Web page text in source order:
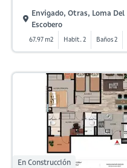
Envigado, Otras, Loma Del
Escobero
67.97 m2 Habit. 2 Baños 2
En Construcción